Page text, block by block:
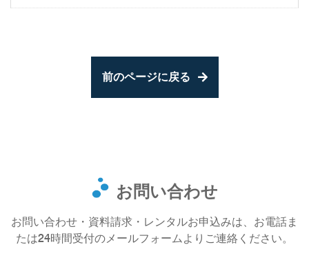
前のページに戻る
お問い合わせ
お問い合わせ・資料請求・レンタルお申込みは、お電話ま
たは24時間受付のメールフォームよりご連絡ください。